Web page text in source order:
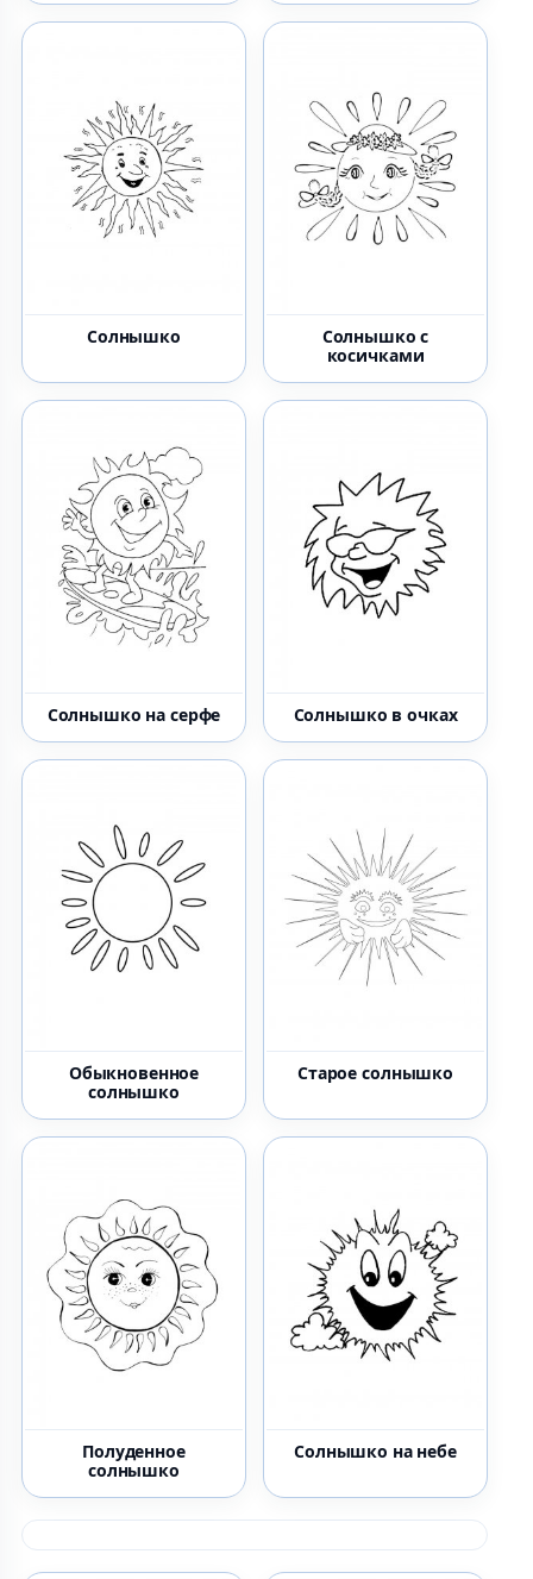
Солнышко
Солнышко с
косичками
Солнышко на серфе Солнышко в очках
Обыкновенное
солнышко
Старое солнышко
Полуденное
солнышко
Солнышко на небе